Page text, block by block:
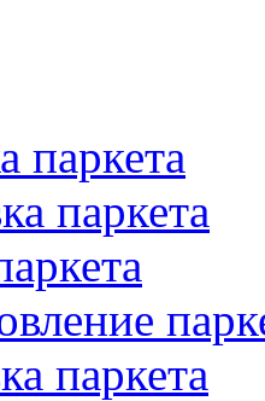
паркета
паркета
паркета